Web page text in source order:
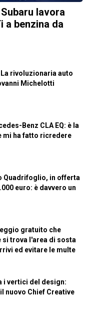
lavora
a benzina da
La rivoluzionaria auto
Michelotti
Benz CLA EQ: è la
mi ha fatto ricredere
Quadrifoglio, in offerta
euro: è davvero un
gratuito che
si trova l'area di sosta
ed evitare le multe
i vertici del design:
nuovo Chief Creative